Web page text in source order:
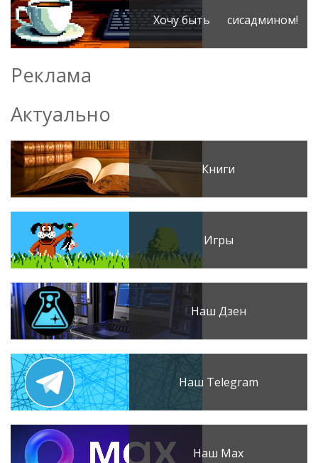
Хочу быть сисадмином!
Реклама
Актуально
Книги
Игры
Наш Дзен
Наш Telegram
Наш Max